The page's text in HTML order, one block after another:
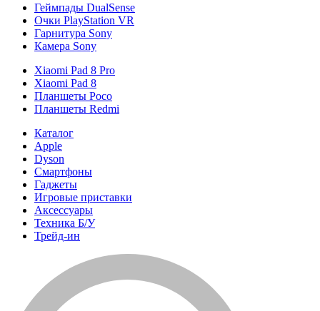
Геймпады DualSense
Очки PlayStation VR
Гарнитура Sony
Камера Sony
Xiaomi Pad 8 Pro
Xiaomi Pad 8
Планшеты Poco
Планшеты Redmi
Каталог
Apple
Dyson
Смартфоны
Гаджеты
Игровые приставки
Аксессуары
Техника Б/У
Трейд-ин